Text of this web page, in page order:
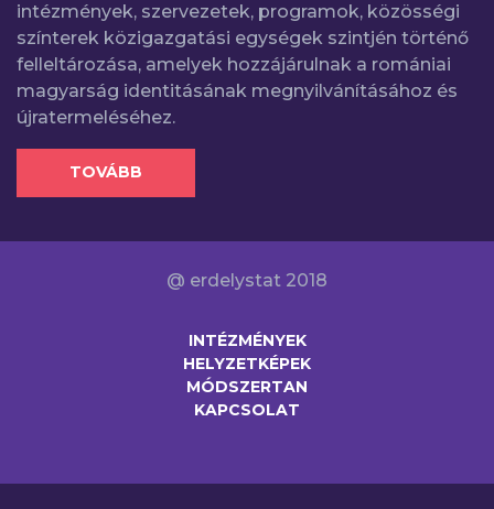
intézmények, szervezetek, programok, közösségi
színterek közigazgatási egységek szintjén történő
felleltározása, amelyek hozzájárulnak a romániai
magyarság identitásának megnyilvánításához és
újratermeléséhez.
TOVÁBB
@ erdelystat 2018
INTÉZMÉNYEK
HELYZETKÉPEK
MÓDSZERTAN
KAPCSOLAT